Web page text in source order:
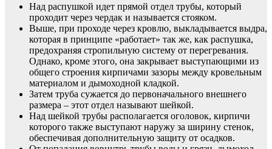
Над распушкой идет прямой отдел трубы, который
проходит через чердак и называется стояком.
Выше, при проходе через кровлю, выкладывается выдра,
которая в принципе «работает» так же, как распушка,
предохраняя стропильную систему от перегревания.
Однако, кроме этого, она закрывает выступающими из
общего строения кирпичами зазоры между кровельным
материалом и дымоходной кладкой.
Затем труба сужается до первоначального внешнего
размера – этот отдел называют шейкой.
Над шейкой трубы располагается оголовок, кирпичи
которого также выступают наружу за ширину стенок,
обеспечивая дополнительную защиту от осадков.